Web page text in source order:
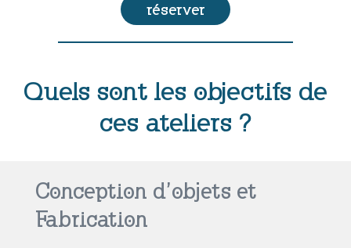
réserver
Quels sont les objectifs de
ces ateliers ?
Conception d’objets et
Fabrication